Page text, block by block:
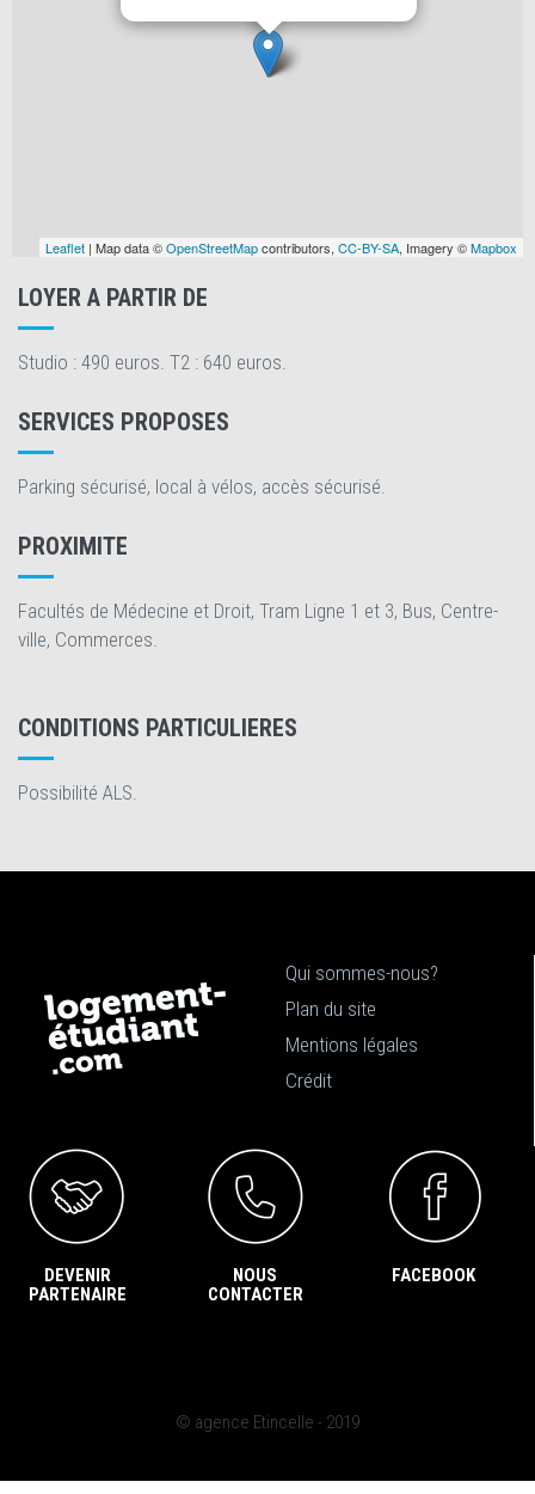
Leaflet | Map data ©OpenStreetMapcontributors, CC-BY-SA, Imagery ©Mapbox
LOYER A PARTIR DE
Studio : 490 euros. T2 : 640 euros.
SERVICES PROPOSES
Parking sécurisé, local à vélos, accès sécurisé.
PROXIMITE
Facultés de Médecine et Droit, Tram Ligne 1 et 3, Bus, Centre-
ville, Commerces.
CONDITIONS PARTICULIERES
Possibilité ALS.
Qui sommes-nous?
Plan du site
Mentions légales
Crédit
DEVENIR
PARTENAIRE
NOUS
CONTACTER
FACEBOOK
© agence Etincelle - 2019